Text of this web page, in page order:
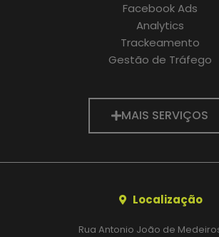
Facebook Ads
Analytics
Trackeamento
Gestão de Tráfego
MAIS SERVIÇOS
Localização
Rua Antonio João de